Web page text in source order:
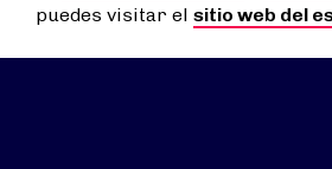
puedes visitar el sitio web del